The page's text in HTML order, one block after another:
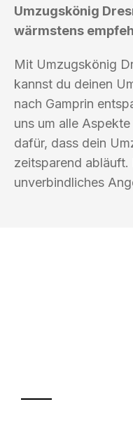
Umzugskönig
wärmstens
Mit Umzugskönig
kannst du deinen
nach Gamprin
uns um alle
dafür, dass dein
zeitsparend
unverbindliches